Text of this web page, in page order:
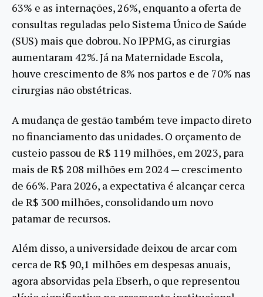
63% e as internações, 26%, enquanto a oferta de
consultas reguladas pelo Sistema Único de Saúde
(SUS) mais que dobrou. No IPPMG, as cirurgias
aumentaram 42%. Já na Maternidade Escola,
houve crescimento de 8% nos partos e de 70% nas
cirurgias não obstétricas.
A mudança de gestão também teve impacto direto
no financiamento das unidades. O orçamento de
custeio passou de R$ 119 milhões, em 2023, para
mais de R$ 208 milhões em 2024 — crescimento
de 66%. Para 2026, a expectativa é alcançar cerca
de R$ 300 milhões, consolidando um novo
patamar de recursos.
Além disso, a universidade deixou de arcar com
cerca de R$ 90,1 milhões em despesas anuais,
agora absorvidas pela Ebserh, o que representou